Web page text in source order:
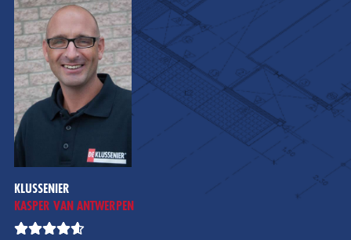
KLUSSENIER
KASPER VAN ANTWERPEN